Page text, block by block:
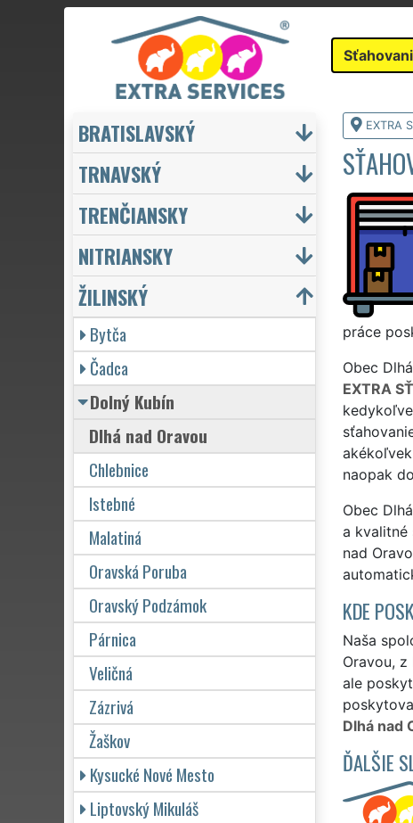
EXTRA
práce
Obec
EXTRA
naopak
Obec
a kvalitné
nad
KDE
Naša
Oravou, z
ale
Dlhá nad
ĎALŠIE
BRATISLAVSKÝ
TRNAVSKÝ
TRENČIANSKY
NITRIANSKY
ŽILINSKÝ
Bytča
Čadca
Dolný Kubín
Dlhá nad Oravou
Chlebnice
Istebné
Malatiná
Oravská Poruba
Oravský Podzámok
Párnica
Veličná
Zázrivá
Žaškov
Kysucké Nové Mesto
Liptovský Mikuláš